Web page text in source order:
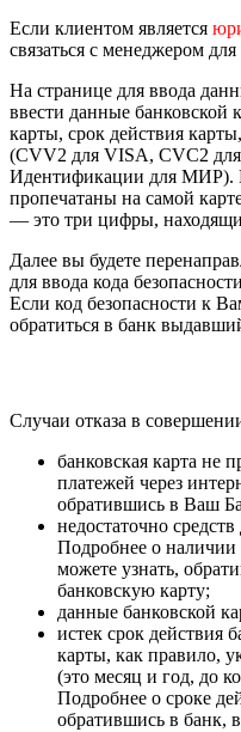
Если клиентом является
связаться с менеджером для
На странице для ввода
ввести данные банковской
карты, срок действия
(CVV2 для VISA, CVC2
Идентификации для МИР).
пропечатаны на самой
— это три цифры,
Далее вы будете
для ввода кода
Если код безопасности к
обратиться в банк
Случаи отказа в
банковская карта не
платежей через
обратившись в Ваш
недостаточно
Подробнее о наличии
можете узнать,
банковскую карту;
данные банковской
истек срок действия
карты, как правило,
(это месяц и год, до
Подробнее о сроке
обратившись в банк,